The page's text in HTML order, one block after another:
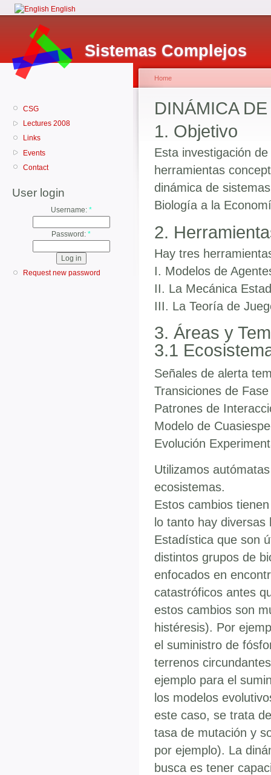
English
Sistemas Complejos
CSG
Lectures 2008
Links
Events
Contact
User login
Username: *
Password: *
Request new password
Home
DINÁMICA
1. Objetivo
Esta investigación
herramientas
dinámica de
Biología a la
2.
Hay tres
I. Modelos de
II. La Mecánica
III. La Teoría de
3. Áreas y
3.1
Señales de alerta
Transiciones de
Patrones de
Modelo de
Evolución
Utilizamos
ecosistemas.
Estos cambios
lo tanto hay
Estadística que son
distintos grupos de
enfocados en
catastróficos antes
estos cambios son
histéresis). Por
el suministro de
terrenos
ejemplo para el
los modelos
este caso, se trata
tasa de mutación y
por ejemplo). La
busca es tener